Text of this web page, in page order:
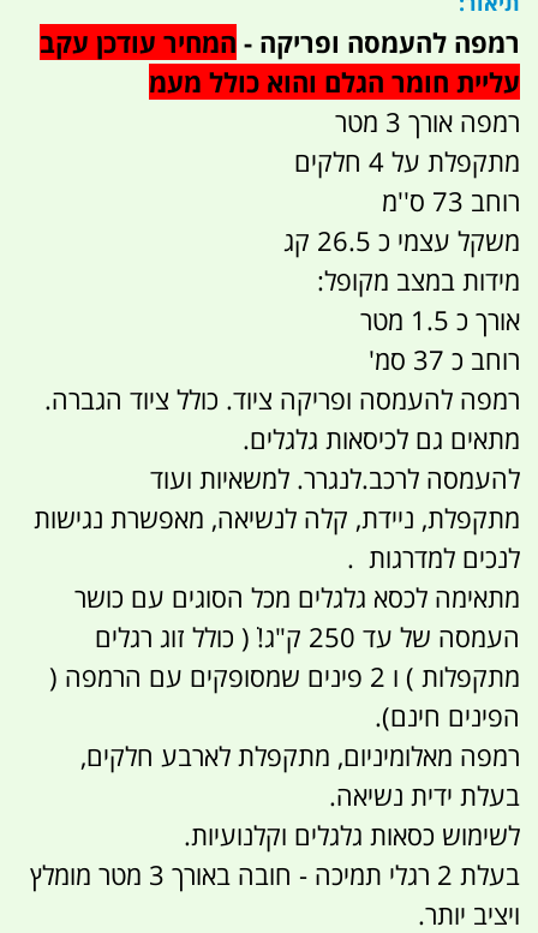
רמפה להעמסה ופריקה - המחיר עודכן עקב
עליית חומר הגלם והוא כולל מעמ
רמפה אורך 3 מטר
מתקפלת על 4 חלקים
רוחב 73 ס''מ
משקל עצמי כ 26.5 קג
מידות במצב מקופל:
אורך כ 1.5 מטר
רוחב כ 37 סמ'
רמפה להעמסה ופריקה ציוד. כולל ציוד הגברה.
מתאים גם לכיסאות גלגלים.
להעמסה לרכב.לנגרר. למשאיות ועוד
מתקפלת, ניידת, קלה לנשיאה, מאפשרת נגישות
לנכים למדרגות .
מתאימה לכסא גלגלים מכל הסוגים עם כושר
העמסה של עד 250 ק"ג! ׂׂ( כולל זוג רגלים
מתקפלות ) ו 2 פינים שמסופקים עם הרמפה (
הפינים חינם).
רמפה מאלומיניום, מתקפלת לארבע חלקים,
בעלת ידית נשיאה.
לשימוש כסאות גלגלים וקלנועיות.
בעלת 2 רגלי תמיכה - חובה באורך 3 מטר מומלץ
ויציב יותר.